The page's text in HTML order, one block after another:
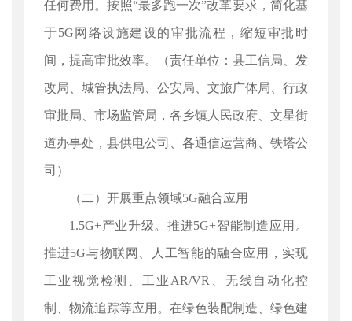
任何费用。按照“最多跑一次”改革要求，简化基
于5G网络设施建设的审批流程，缩短审批时
间，提高审批效率。（责任单位：县工信局、发
改局、城管执法局、公安局、文旅广体局、行政
审批局、市场监管局，各乡镇人民政府、文星街
道办事处，县供电公司、各通信运营商、铁塔公
司）
（二）开展重点领域5G融合应用
1.5G+产业升级。推进5G+智能制造应用。
推进5G与物联网、人工智能的融合应用，实现
工业视觉检测、工业AR/VR、无线自动化控
制、物流追踪等应用。在绿色装配制造、绿色建